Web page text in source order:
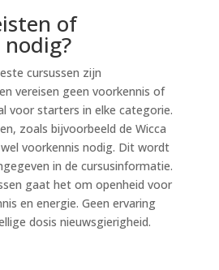
of
cursussen zijn
vereisen geen voorkennis of
voor starters in elke categorie.
zoals bijvoorbeeld de Wicca
voorkennis nodig. Dit wordt
in de cursusinformatie.
gaat het om openheid voor
en energie. Geen ervaring
dosis nieuwsgierigheid.